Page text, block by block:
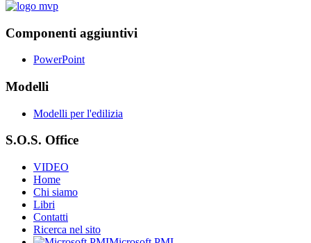
Componenti aggiuntivi
PowerPoint
Modelli
Modelli per l'edilizia
S.O.S. Office
VIDEO
Home
Chi siamo
Libri
Contatti
Ricerca nel sito